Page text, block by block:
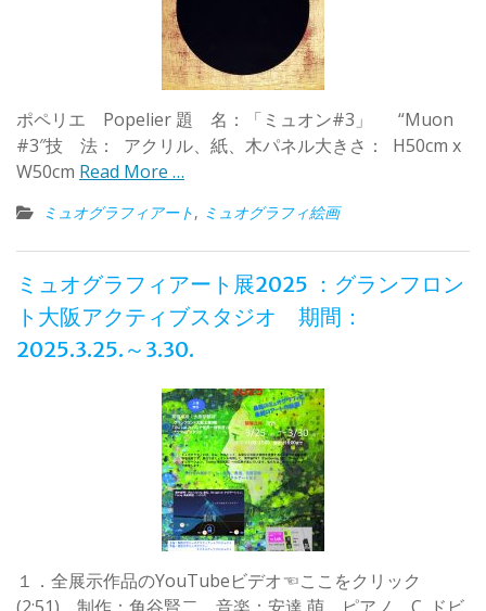
ポペリエ Popelier 題 名：「ミュオン#3」 “Muon
#3″技 法： アクリル、紙、木パネル大きさ： H50cm x
W50cm Read More …
ミュオグラフィアート, ミュオグラフィ絵画
ミュオグラフィアート展2025 ：グランフロン
ト大阪アクティブスタジオ 期間：
2025.3.25.～3.30.
１．全展示作品のYouTubeビデオ☜ここをクリック